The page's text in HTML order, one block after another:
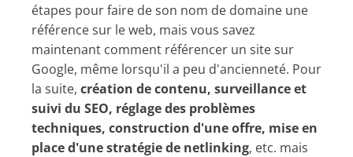
étapes pour faire de son nom de domaine une
référence sur le web, mais vous savez
maintenant comment référencer un site sur
Google, même lorsqu'il a peu d'ancienneté. Pour
la suite, création de contenu, surveillance et
suivi du SEO, réglage des problèmes
techniques, construction d'une offre, mise en
place d'une stratégie de netlinking, etc. mais